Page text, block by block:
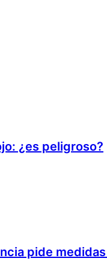
¿es peligroso?
pide